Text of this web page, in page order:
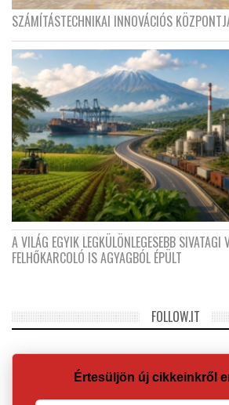
SZÁMÍTÁSTECHNIKAI INNOVÁCIÓS
A VILÁG EGYIK LEGKÜLÖNLEGESEBB
FELHŐKARCOLÓ IS AGYAGBÓL ÉPÜLT
FOLLOW.IT
Értesüljön új cikkeinkről